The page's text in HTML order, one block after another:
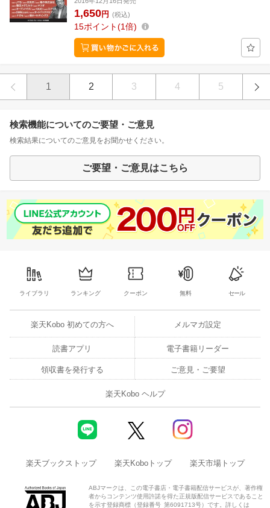
1,650円 (税込)
15ポイント 1倍
1 2 3 4 5
検索機能についてのご要望・ご意見
検索結果についてのご意見をお聞かせください。
ご要望・ご意見はこちら
ライブラリ ランキング クーポン 無料 セール
楽天Kobo 初めての方へ メルマガ設定
読書アプリ 電子書籍リーダー
領収書を発行する ご意見・ご要望
楽天Kobo ヘルプ
楽天ブックストップ 楽天Koboトップ 楽天市場トップ
ABJマークは、この電子書店・電子書籍配信サービスが、著作権
者からコンテンツ使用許諾を得た正規版配信サービスであること
を示す登録商標（登録番号 第6091713号）です。詳しくは